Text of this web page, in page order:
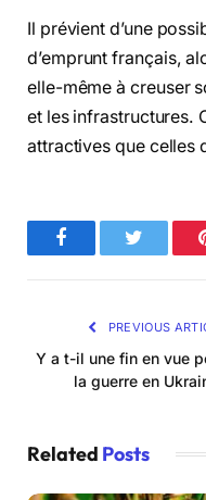
Il prévient d’une
d’emprunt français,
elle-même à creuser
et les infrastructures.
attractives que celles
FacebookTwitter
PREVIOUS
Y a t-il une fin en vue
la guerre en
Related Posts